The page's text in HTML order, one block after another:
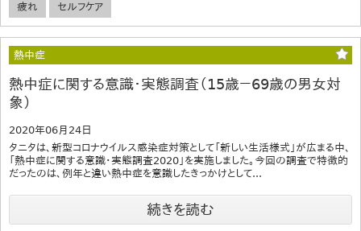
疲れ セルフケア
熱中症
熱中症に関する意識・実態調査（15歳－69歳の男女対
象）
2020年06月24日
タニタは、新型コロナウイルス感染症対策として「新しい生活様式」が広まる中、
「熱中症に関する意識・実態調査2020」を実施しました。今回の調査で特徴的
だったのは、例年と違い熱中症を意識したきっかけとして...
続きを読む